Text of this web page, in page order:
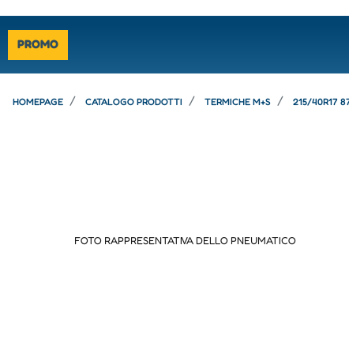
PROMO
HOMEPAGE CATALOGO PRODOTTI TERMICHE M+S 215/40R17
FOTO RAPPRESENTATIVA DELLO PNEUMATICO